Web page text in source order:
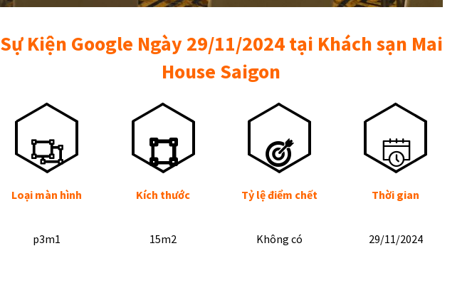
Sự Kiện Google Ngày 29/11/2024 tại Khách sạn Mai
House Saigon
Loại màn hình
p3m1
Kích thước
15m2
Tỷ lệ điểm chết
Không có
Thời gian
29/11/2024